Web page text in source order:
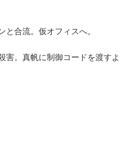
と合流。仮オフィスへ。
害。真帆に制御コードを渡すよ